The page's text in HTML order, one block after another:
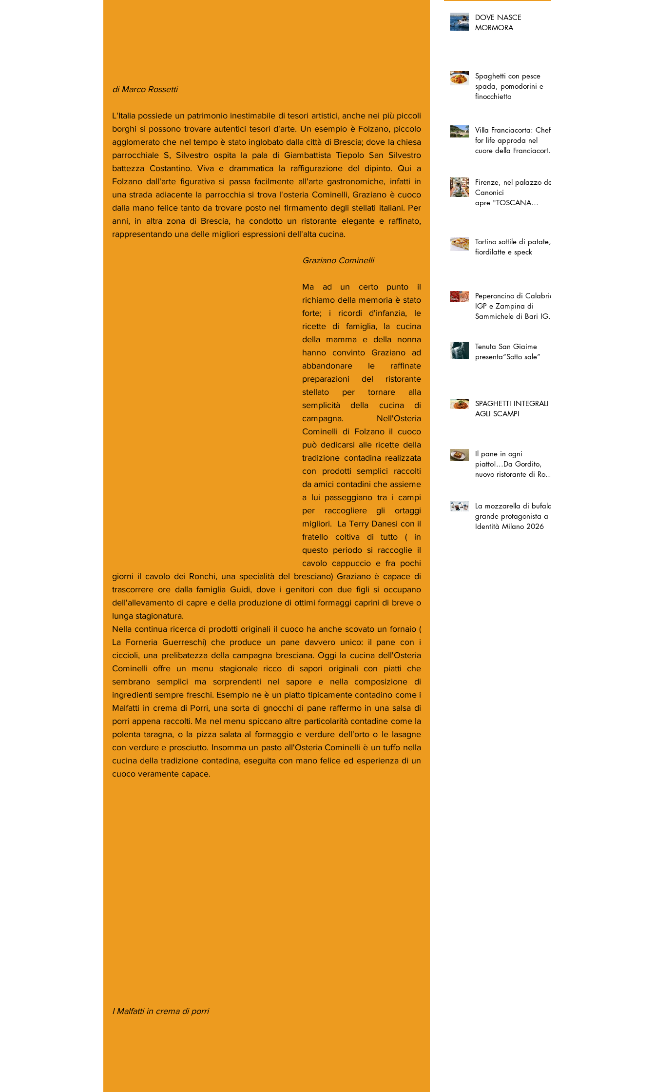
di Marco Rossetti
L'Italia possiede un patrimonio inestimabile di tesori artistici, anche nei più piccoli
borghi si possono trovare autentici tesori d'arte. Un esempio è Folzano, piccolo
agglomerato che nel tempo è stato inglobato dalla città di Brescia; dove la chiesa
parrocchiale S, Silvestro ospita la pala di Giambattista Tiepolo San Silvestro
battezza Costantino. Viva e drammatica la raffigurazione del dipinto. Qui a
Folzano dall'arte figurativa si passa facilmente all'arte gastronomiche, infatti in
una strada adiacente la parrocchia si trova l'osteria Cominelli, Graziano è cuoco
dalla mano felice tanto da trovare posto nel firmamento degli stellati italiani. Per
anni, in altra zona di Brescia, ha condotto un ristorante elegante e raffinato,
rappresentando una delle migliori espressioni dell'alta cucina.
Graziano Cominelli
Ma ad un certo punto il
richiamo della memoria è stato
forte; i ricordi d'infanzia, le
ricette di famiglia, la cucina
della mamma e della nonna
hanno convinto Graziano ad
abbandonare le raffinate
preparazioni del ristorante
stellato per tornare alla
semplicità della cucina di
campagna. Nell'Osteria
Cominelli di Folzano il cuoco
può dedicarsi alle ricette della
tradizione contadina realizzata
con prodotti semplici raccolti
da amici contadini che assieme
a lui passeggiano tra i campi
per raccogliere gli ortaggi
migliori.  La Terry Danesi con il
fratello coltiva di tutto ( in
questo periodo si raccoglie il
cavolo cappuccio e fra pochi
giorni il cavolo dei Ronchi, una specialità del bresciano) Graziano è capace di
trascorrere ore dalla famiglia Guidi, dove i genitori con due figli si occupano
dell'allevamento di capre e della produzione di ottimi formaggi caprini di breve o
lunga stagionatura.
Nella continua ricerca di prodotti originali il cuoco ha anche scovato un fornaio (
La Forneria Guerreschi) che produce un pane davvero unico: il pane con i
ciccioli, una prelibatezza della campagna bresciana. Oggi la cucina dell'Osteria
Cominelli offre un menu stagionale ricco di sapori originali con piatti che
sembrano semplici ma sorprendenti nel sapore e nella composizione di
ingredienti sempre freschi. Esempio ne è un piatto tipicamente contadino come i
Malfatti in crema di Porri, una sorta di gnocchi di pane raffermo in una salsa di
porri appena raccolti. Ma nel menu spiccano altre particolarità contadine come la
polenta taragna, o la pizza salata al formaggio e verdure dell'orto o le lasagne
con verdure e prosciutto. Insomma un pasto all'Osteria Cominelli è un tuffo nella
cucina della tradizione contadina, eseguita con mano felice ed esperienza di un
cuoco veramente capace.
I Malfatti in crema di porri
DOVE NASCE
MORMORA
Spaghetti con pesce
spada, pomodorini e
finocchietto
Villa Franciacorta: Chefs
for life approda nel
cuore della Franciacorta,
Firenze, nel palazzo dei
Canonici
apre "TOSCANA
Tortino sottile di patate,
fiordilatte e speck
Peperoncino di Calabria
IGP e Zampina di
Sammichele di Bari IGP
Tenuta San Giaime
presenta“Sotto sale”
SPAGHETTI INTEGRALI
AGLI SCAMPI
Il pane in ogni
piatto!...Da Gordito,
nuovo ristorante di Roma
La mozzarella di bufala
grande protagonista a
Identità Milano 2026